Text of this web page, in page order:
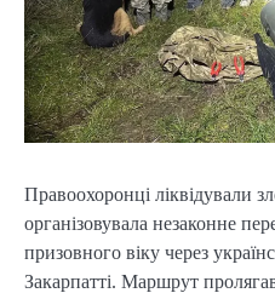
Правоохоронці ліквідували
організовувала незаконне
призовного віку через
Закарпатті. Маршрут